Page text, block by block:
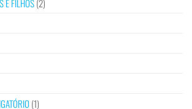
E FILHOS(2)
(1)